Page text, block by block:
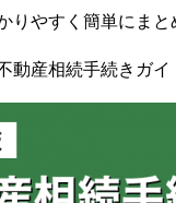
やすく簡単にまと
産相続手続きガイ